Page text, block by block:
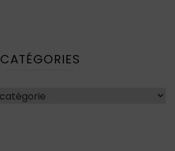
CATÉGORIES